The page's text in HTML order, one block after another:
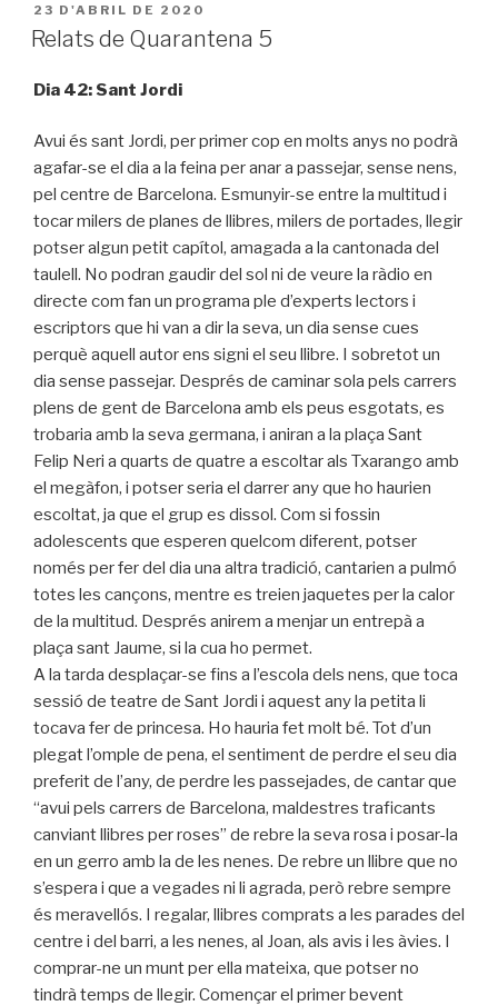
PUBLICAT
A
23 D'ABRIL DE 2020
Relats de Quarantena 5
Dia 42: Sant Jordi
Avui és sant Jordi, per primer cop en molts anys no podrà
agafar-se el dia a la feina per anar a passejar, sense nens,
pel centre de Barcelona. Esmunyir-se entre la multitud i
tocar milers de planes de llibres, milers de portades, llegir
potser algun petit capítol, amagada a la cantonada del
taulell. No podran gaudir del sol ni de veure la ràdio en
directe com fan un programa ple d’experts lectors i
escriptors que hi van a dir la seva, un dia sense cues
perquè aquell autor ens signi el seu llibre. I sobretot un
dia sense passejar. Després de caminar sola pels carrers
plens de gent de Barcelona amb els peus esgotats, es
trobaria amb la seva germana, i aniran a la plaça Sant
Felip Neri a quarts de quatre a escoltar als Txarango amb
el megàfon, i potser seria el darrer any que ho haurien
escoltat, ja que el grup es dissol. Com si fossin
adolescents que esperen quelcom diferent, potser
només per fer del dia una altra tradició, cantarien a pulmó
totes les cançons, mentre es treien jaquetes per la calor
de la multitud. Després anirem a menjar un entrepà a
plaça sant Jaume, si la cua ho permet.
A la tarda desplaçar-se fins a l’escola dels nens, que toca
sessió de teatre de Sant Jordi i aquest any la petita li
tocava fer de princesa. Ho hauria fet molt bé. Tot d’un
plegat l’omple de pena, el sentiment de perdre el seu dia
preferit de l’any, de perdre les passejades, de cantar que
“avui pels carrers de Barcelona, maldestres traficants
canviant llibres per roses” de rebre la seva rosa i posar-la
en un gerro amb la de les nenes. De rebre un llibre que no
s’espera i que a vegades ni li agrada, però rebre sempre
és meravellós. I regalar, llibres comprats a les parades del
centre i del barri, a les nenes, al Joan, als avis i les àvies. I
comprar-ne un munt per ella mateixa, que potser no
tindrà temps de llegir. Començar el primer bevent